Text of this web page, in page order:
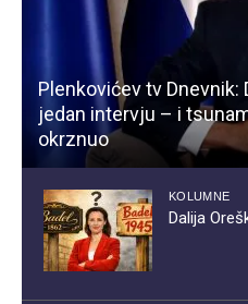
Plenkovićev tv Dnevnik:
jedan intervju – i
okrznuo
KOLUMNE
Dalija